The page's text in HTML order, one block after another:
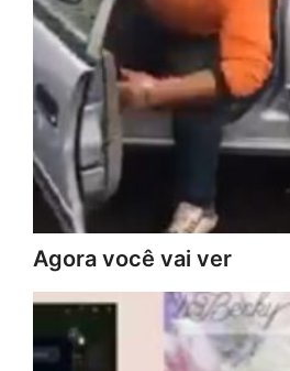
Agora você vai ver